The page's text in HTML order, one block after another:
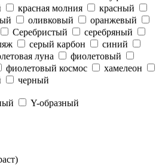
красная молния
красный
оливковый
оранжевый
Серебристый
серебряный
серый карбон
синий
луна
фиолетовый
фиолетовый космос
хамелеон
черный
Y-образный